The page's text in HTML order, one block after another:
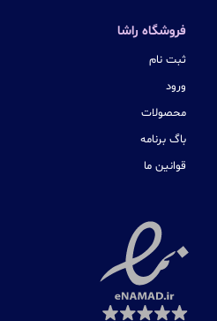
فروشگاه راشا
ثبت نام
ورود
محصولات
باگ برنامه
قوانین ما